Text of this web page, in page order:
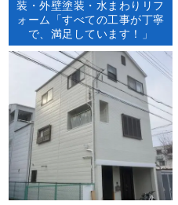
装・外壁塗装・水まわりリフ
ォーム「すべての工事が丁寧
で、満足しています！」